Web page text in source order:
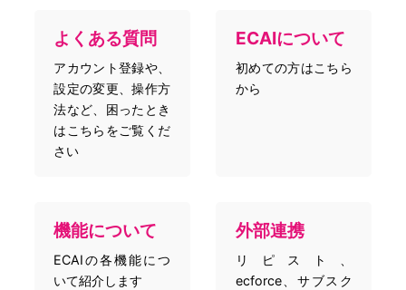
よくある質問
アカウント登録や、
設定の変更、操作方
法など、困ったとき
はこちらをご覧くだ
さい
ECAIについて
初めての方はこちら
から
機能について
ECAIの各機能につ
いて紹介します
外部連携
リピスト、
ecforce、サブスク